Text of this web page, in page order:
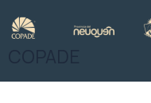
contenido